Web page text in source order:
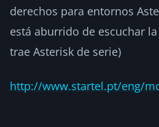
derechos para entornos
está aburrido de escuchar
trae Asterisk de serie)
http://www.startel.pt/eng/